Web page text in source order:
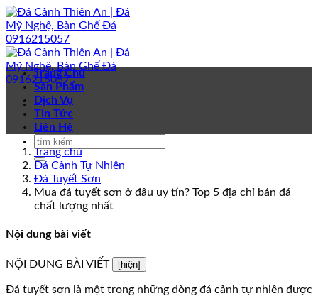
Bỏ
qua
nội
dung
Trang Chủ
Sản Phẩm
Dịch Vụ
Tin Tức
Liên Hệ
Trang chủ
Đá Cảnh Tự Nhiên
Đá Tuyết Sơn
Mua đá tuyết sơn ở đâu uy tín? Top 5 địa chỉ bán đá
chất lượng nhất
Nội dung bài viết
NỘI DUNG BÀI VIẾT [hiện]
Đá tuyết sơn là một trong những dòng đá cảnh tự nhiên được